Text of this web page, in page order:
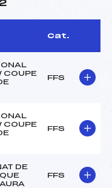
Cat.
COUPE
FFS
COUPE
FFS
DE
FFS